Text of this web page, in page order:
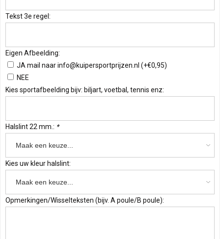
Tekst 3e regel:
Eigen Afbeelding:
JA mail naarinfo@kuipersportprijzen.nl (+€0,95)
NEE
Kies sportafbeelding bijv: biljart, voetbal, tennis enz:
Halslint 22 mm.: *
Kies uw kleur halslint:
Opmerkingen/Wisselteksten (bijv. A poule/B poule):